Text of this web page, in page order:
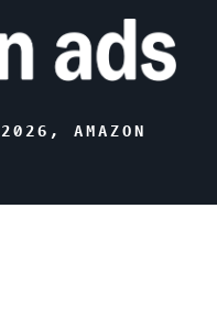
2026 , AMAZON